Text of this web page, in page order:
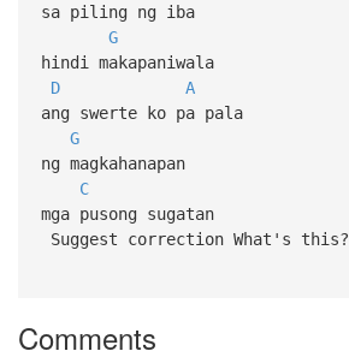
sa piling ng iba
G
hindi makapaniwala
D
A
ang swerte ko pa pala
G
ng magkahanapan
C
mga pusong sugatan
Suggest correction What's this?
Comments